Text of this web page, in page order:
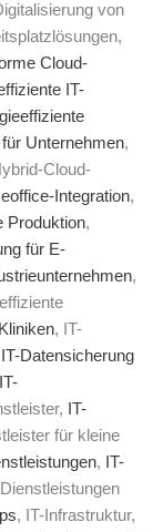
von
Cloud-
IT-
Unternehmen,
Cloud-
Integration,
Produktion,
für E-
,
, IT-
IT-Datensicherung
IT-
IT-
für kleine
, IT-
, IT-Infrastruktur,